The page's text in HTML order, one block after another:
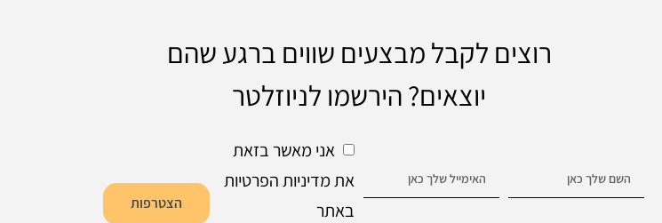
רוצים לקבל מבצעים שווים ברגע שהם
יוצאים? הירשמו לניוזלטר
אני מאשר בזאת
את מדיניות הפרטיות
באתר
הצטרפות